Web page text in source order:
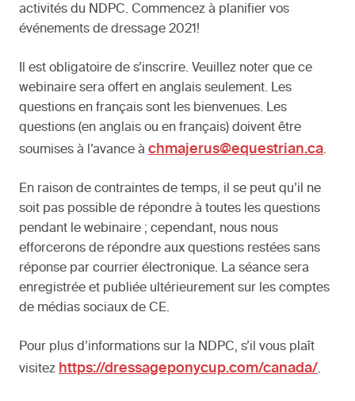
activités du NDPC. Commencez à planifier vos
événements de dressage 2021!
Il est obligatoire de s’inscrire. Veuillez noter que ce
webinaire sera offert en anglais seulement. Les
questions en français sont les bienvenues. Les
questions (en anglais ou en français) doivent être
soumises à l’avance à chmajerus@equestrian.ca.
En raison de contraintes de temps, il se peut qu’il ne
soit pas possible de répondre à toutes les questions
pendant le webinaire ; cependant, nous nous
efforcerons de répondre aux questions restées sans
réponse par courrier électronique. La séance sera
enregistrée et publiée ultérieurement sur les comptes
de médias sociaux de CE.
Pour plus d’informations sur la NDPC, s’il vous plaît
visitez https://dressageponycup.com/canada/.